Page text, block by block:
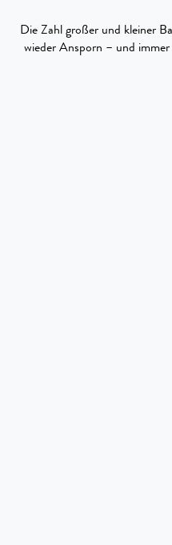
Die Zahl großer und kleiner
wieder Ansporn – und immer